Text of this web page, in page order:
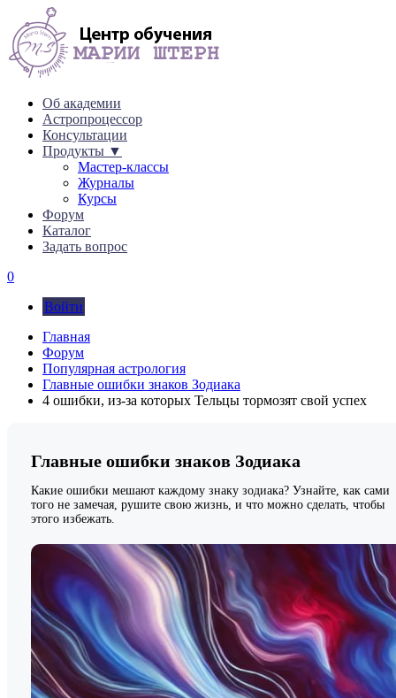
Об академии
Астропроцессор
Консультации
Продукты ▼
Мастер-классы
Журналы
Курсы
Форум
Каталог
Задать вопрос
0
Войти
Главная
Форум
Популярная астрология
Главные ошибки знаков Зодиака
4 ошибки, из-за которых Тельцы тормозят свой успех
Главные ошибки знаков Зодиака
Какие ошибки мешают каждому знаку зодиака? Узнайте, как сами
того не замечая, рушите свою жизнь, и что можно сделать, чтобы
этого избежать.